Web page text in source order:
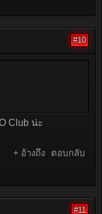
#10
Club น่ะ
+ อ้างถึง ตอบกลับ
#11